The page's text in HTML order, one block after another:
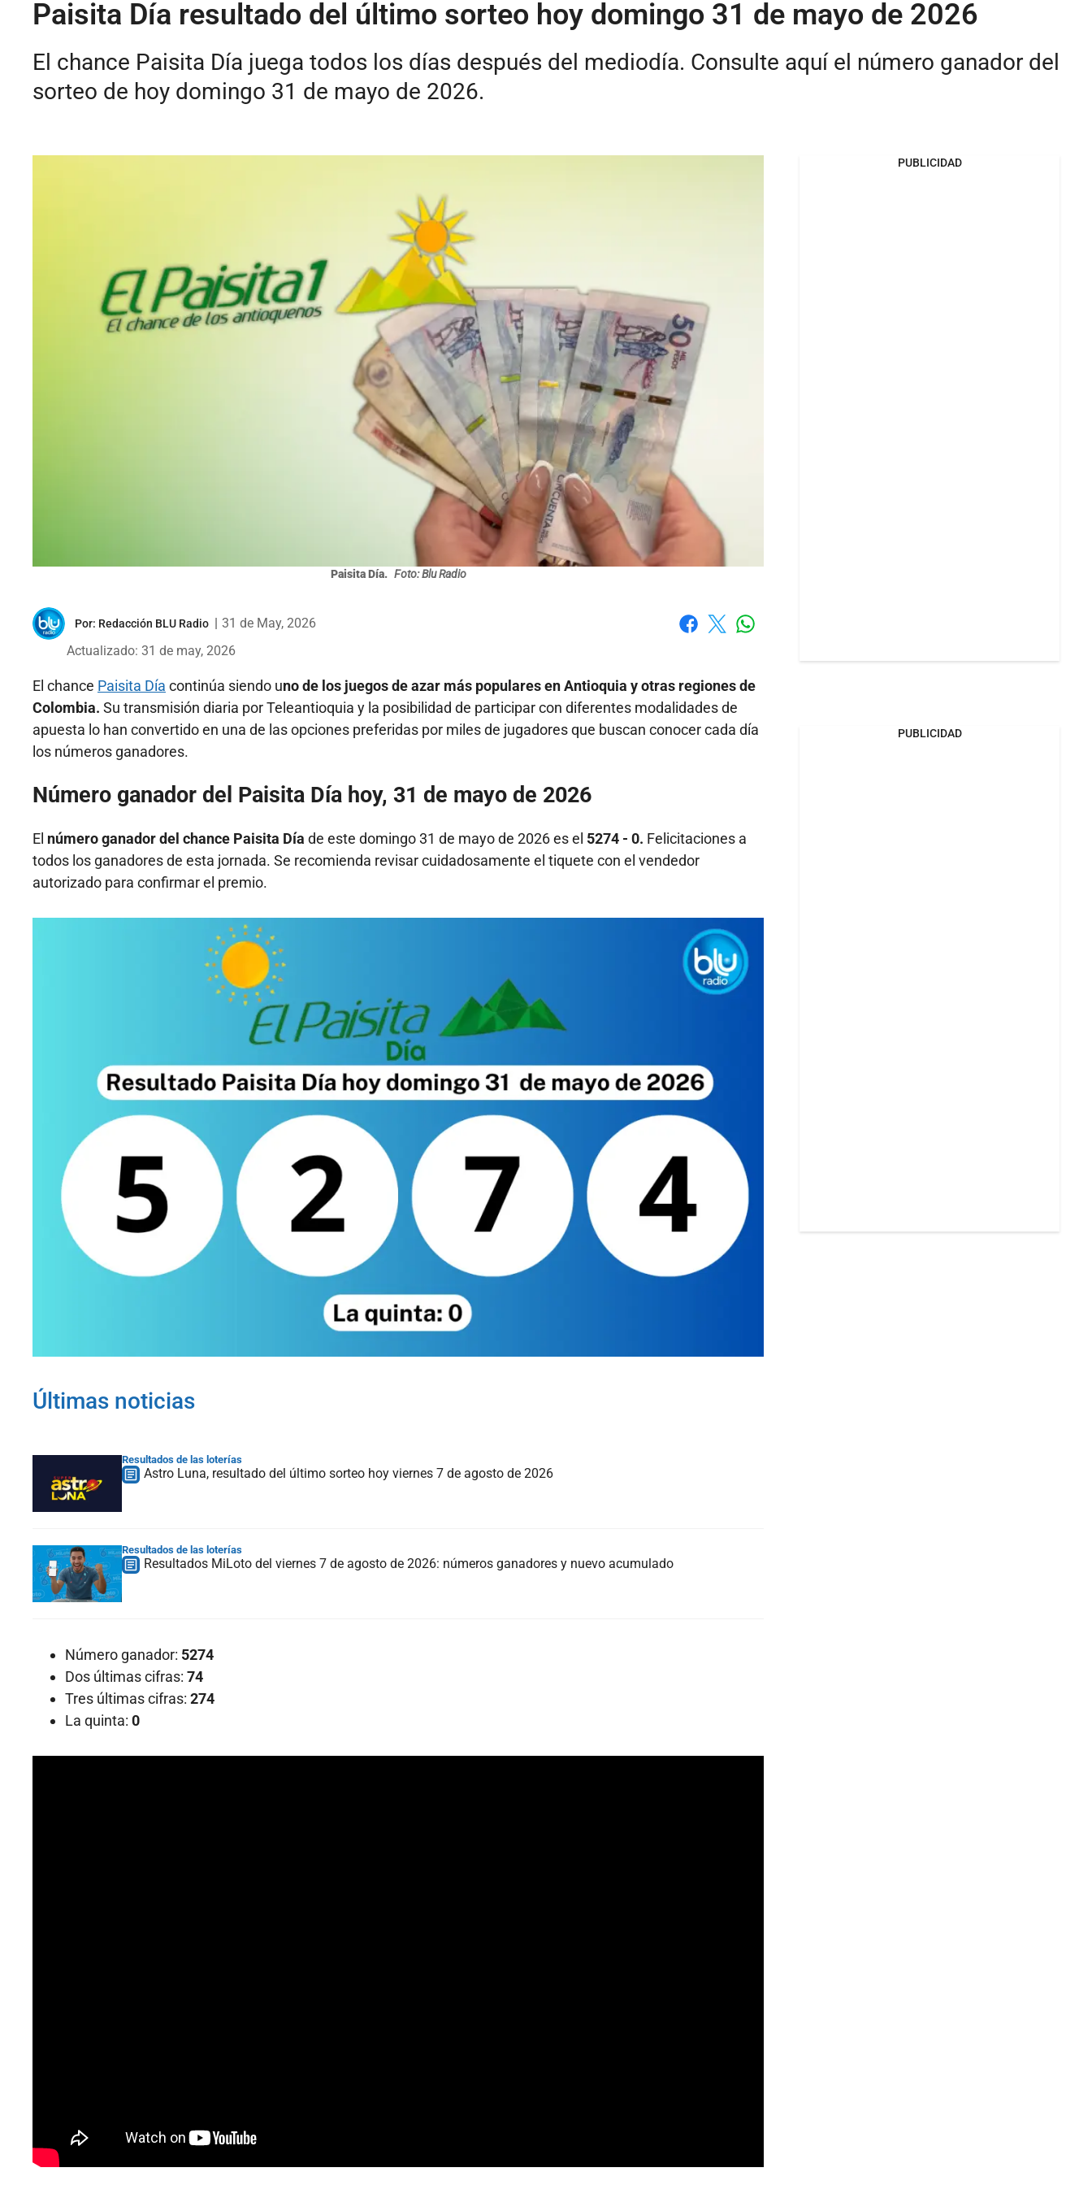
Paisita Día resultado del último sorteo hoy domingo 31 de mayo de 2026
El chance Paisita Día juega todos los días después del mediodía. Consulte aquí el número ganador del
sorteo de hoy domingo 31 de mayo de 2026.
Paisita Día. Foto: Blu Radio
Por: Redacción BLU Radio
31 de May, 2026
Actualizado: 31 de may, 2026
El chance Paisita Día continúa siendo uno de los juegos de azar más populares en Antioquia y otras regiones de
Colombia. Su transmisión diaria por Teleantioquia y la posibilidad de participar con diferentes modalidades de
apuesta lo han convertido en una de las opciones preferidas por miles de jugadores que buscan conocer cada día
los números ganadores.
Número ganador del Paisita Día hoy, 31 de mayo de 2026
El número ganador del chance Paisita Día de este domingo 31 de mayo de 2026 es el 5274 - 0. Felicitaciones a
todos los ganadores de esta jornada. Se recomienda revisar cuidadosamente el tiquete con el vendedor
autorizado para confirmar el premio.
Últimas noticias
Resultados de las loterías
Astro Luna, resultado del último sorteo hoy viernes 7 de agosto de 2026
Resultados de las loterías
Resultados MiLoto del viernes 7 de agosto de 2026: números ganadores y nuevo acumulado
Número ganador: 5274
Dos últimas cifras: 74
Tres últimas cifras: 274
La quinta: 0
PUBLICIDAD
PUBLICIDAD